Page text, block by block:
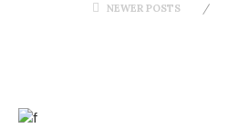
NEWER POSTS